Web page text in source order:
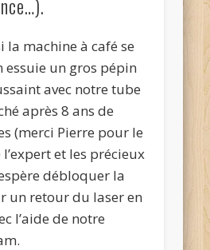
la machine à café se
essuie un gros pépin
avec notre tube
après 8 ans de
(merci Pierre pour le
et les précieux
débloquer la
un retour du laser en
l’aide de notre